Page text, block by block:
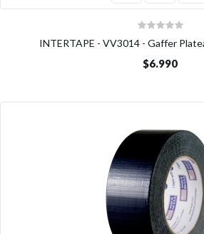
INTERTAPE - VV3014 - Gaffer
$6.990